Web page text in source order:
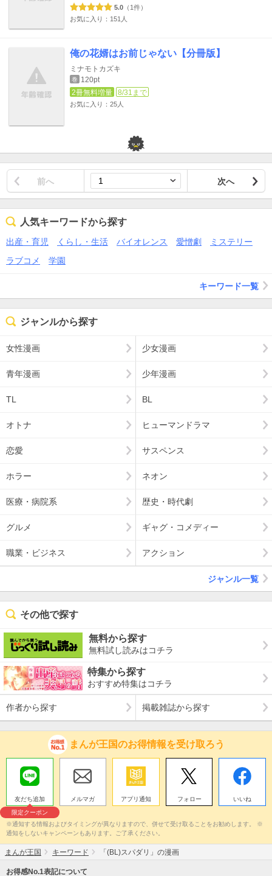
5.0 （1件）
お気に入り：151人
俺の花婿はお前じゃない【分冊版】
ミナモトカズキ
巻
120pt
2冊無料増量
8/31まで
お気に入り：25人
前へ 次へ
人気キーワードから探す
出産・育児 くらし・生活 バイオレンス 愛憎劇
ミステリー
ラブコメ
学園
キーワード一覧
ジャンルから探す
女性漫画 少女漫画
青年漫画 少年漫画
TL BL
オトナ ヒューマンドラマ
恋愛 サスペンス
ホラー ネオン
医療・病院系 歴史・時代劇
グルメ ギャグ・コメディー
職業・ビジネス アクション
ジャンル一覧
その他で探す
無料から探す
無料試し読みはコチラ
特集から探す
おすすめ特集はコチラ
作者から探す 掲載雑誌から探す
まんが王国のお得情報を受け取ろう
友だち追加
限定クーポン
メルマガ アプリ通知 フォロー いいね
※通知する情報およびタイミングが異なりますので、併せて受け取ることをお勧めします。 ※
通知をしないキャンペーンもあります。ご了承ください。
まんが王国 キーワード 「(BL)スパダリ」の漫画
お得感No.1表記について